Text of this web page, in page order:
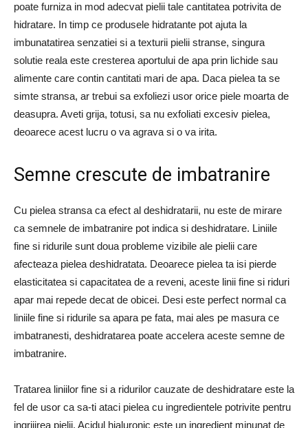
poate furniza in mod adecvat pielii tale cantitatea potrivita de
hidratare. In timp ce produsele hidratante pot ajuta la
imbunatatirea senzatiei si a texturii pielii stranse, singura
solutie reala este cresterea aportului de apa prin lichide sau
alimente care contin cantitati mari de apa. Daca pielea ta se
simte stransa, ar trebui sa exfoliezi usor orice piele moarta de
deasupra. Aveti grija, totusi, sa nu exfoliati excesiv pielea,
deoarece acest lucru o va agrava si o va irita.
Semne crescute de imbatranire
Cu pielea stransa ca efect al deshidratarii, nu este de mirare
ca semnele de imbatranire pot indica si deshidratare. Liniile
fine si ridurile sunt doua probleme vizibile ale pielii care
afecteaza pielea deshidratata. Deoarece pielea ta isi pierde
elasticitatea si capacitatea de a reveni, aceste linii fine si riduri
apar mai repede decat de obicei. Desi este perfect normal ca
liniile fine si ridurile sa apara pe fata, mai ales pe masura ce
imbatranesti, deshidratarea poate accelera aceste semne de
imbatranire.
Tratarea liniilor fine si a ridurilor cauzate de deshidratare este la
fel de usor ca sa-ti ataci pielea cu ingredientele potrivite pentru
ingrijirea pielii. Acidul hialuronic este un ingredient minunat de